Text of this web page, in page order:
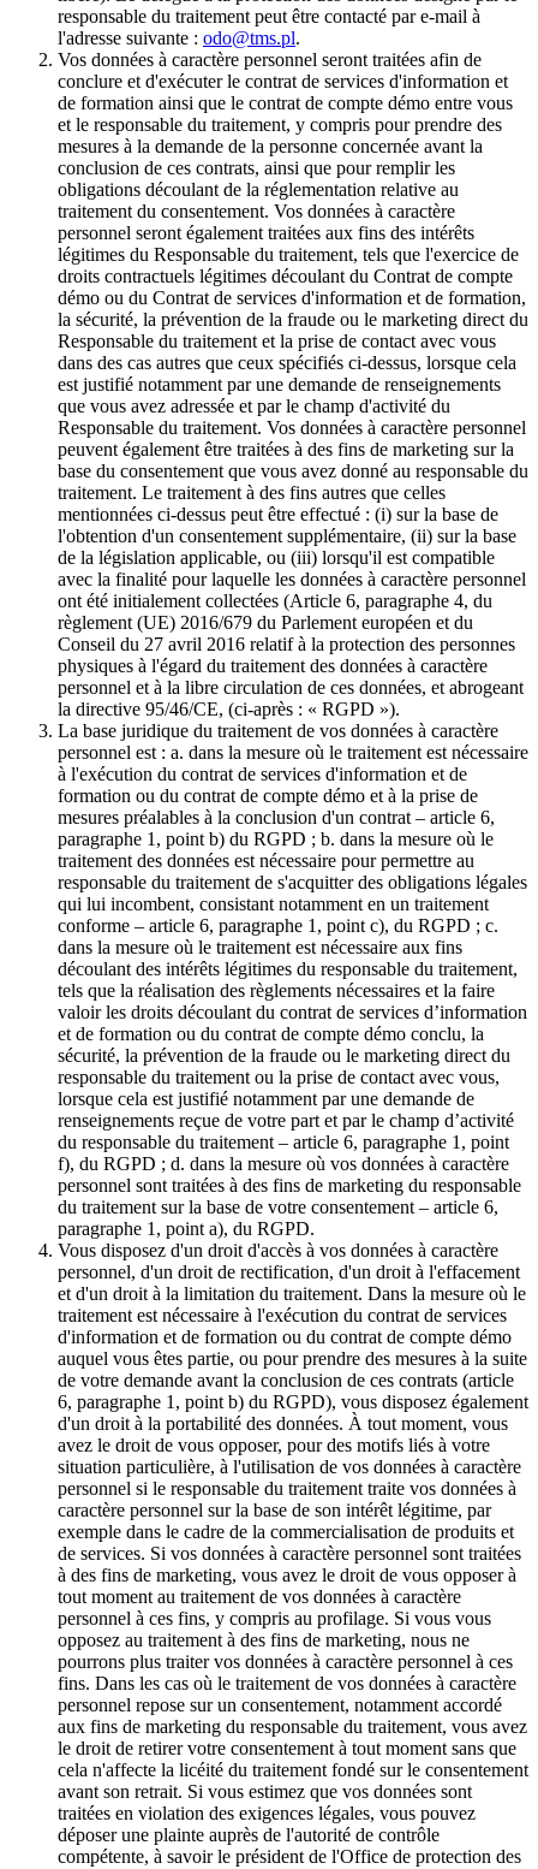
responsable du traitement peut être contacté par e-mail à
l'adresse suivante : odo@tms.pl.
Vos données à caractère personnel seront traitées afin de
conclure et d'exécuter le contrat de services d'information et
de formation ainsi que le contrat de compte démo entre vous
et le responsable du traitement, y compris pour prendre des
mesures à la demande de la personne concernée avant la
conclusion de ces contrats, ainsi que pour remplir les
obligations découlant de la réglementation relative au
traitement du consentement. Vos données à caractère
personnel seront également traitées aux fins des intérêts
légitimes du Responsable du traitement, tels que l'exercice de
droits contractuels légitimes découlant du Contrat de compte
démo ou du Contrat de services d'information et de formation,
la sécurité, la prévention de la fraude ou le marketing direct du
Responsable du traitement et la prise de contact avec vous
dans des cas autres que ceux spécifiés ci-dessus, lorsque cela
est justifié notamment par une demande de renseignements
que vous avez adressée et par le champ d'activité du
Responsable du traitement. Vos données à caractère personnel
peuvent également être traitées à des fins de marketing sur la
base du consentement que vous avez donné au responsable du
traitement. Le traitement à des fins autres que celles
mentionnées ci-dessus peut être effectué : (i) sur la base de
l'obtention d'un consentement supplémentaire, (ii) sur la base
de la législation applicable, ou (iii) lorsqu'il est compatible
avec la finalité pour laquelle les données à caractère personnel
ont été initialement collectées (Article 6, paragraphe 4, du
règlement (UE) 2016/679 du Parlement européen et du
Conseil du 27 avril 2016 relatif à la protection des personnes
physiques à l'égard du traitement des données à caractère
personnel et à la libre circulation de ces données, et abrogeant
la directive 95/46/CE, (ci-après : « RGPD »).
La base juridique du traitement de vos données à caractère
personnel est : a. dans la mesure où le traitement est nécessaire
à l'exécution du contrat de services d'information et de
formation ou du contrat de compte démo et à la prise de
mesures préalables à la conclusion d'un contrat – article 6,
paragraphe 1, point b) du RGPD ; b. dans la mesure où le
traitement des données est nécessaire pour permettre au
responsable du traitement de s'acquitter des obligations légales
qui lui incombent, consistant notamment en un traitement
conforme – article 6, paragraphe 1, point c), du RGPD ; c.
dans la mesure où le traitement est nécessaire aux fins
découlant des intérêts légitimes du responsable du traitement,
tels que la réalisation des règlements nécessaires et la faire
valoir les droits découlant du contrat de services d’information
et de formation ou du contrat de compte démo conclu, la
sécurité, la prévention de la fraude ou le marketing direct du
responsable du traitement ou la prise de contact avec vous,
lorsque cela est justifié notamment par une demande de
renseignements reçue de votre part et par le champ d’activité
du responsable du traitement – article 6, paragraphe 1, point
f), du RGPD ; d. dans la mesure où vos données à caractère
personnel sont traitées à des fins de marketing du responsable
du traitement sur la base de votre consentement – article 6,
paragraphe 1, point a), du RGPD.
Vous disposez d'un droit d'accès à vos données à caractère
personnel, d'un droit de rectification, d'un droit à l'effacement
et d'un droit à la limitation du traitement. Dans la mesure où le
traitement est nécessaire à l'exécution du contrat de services
d'information et de formation ou du contrat de compte démo
auquel vous êtes partie, ou pour prendre des mesures à la suite
de votre demande avant la conclusion de ces contrats (article
6, paragraphe 1, point b) du RGPD), vous disposez également
d'un droit à la portabilité des données. À tout moment, vous
avez le droit de vous opposer, pour des motifs liés à votre
situation particulière, à l'utilisation de vos données à caractère
personnel si le responsable du traitement traite vos données à
caractère personnel sur la base de son intérêt légitime, par
exemple dans le cadre de la commercialisation de produits et
de services. Si vos données à caractère personnel sont traitées
à des fins de marketing, vous avez le droit de vous opposer à
tout moment au traitement de vos données à caractère
personnel à ces fins, y compris au profilage. Si vous vous
opposez au traitement à des fins de marketing, nous ne
pourrons plus traiter vos données à caractère personnel à ces
fins. Dans les cas où le traitement de vos données à caractère
personnel repose sur un consentement, notamment accordé
aux fins de marketing du responsable du traitement, vous avez
le droit de retirer votre consentement à tout moment sans que
cela n'affecte la licéité du traitement fondé sur le consentement
avant son retrait. Si vous estimez que vos données sont
traitées en violation des exigences légales, vous pouvez
déposer une plainte auprès de l'autorité de contrôle
compétente, à savoir le président de l'Office de protection des